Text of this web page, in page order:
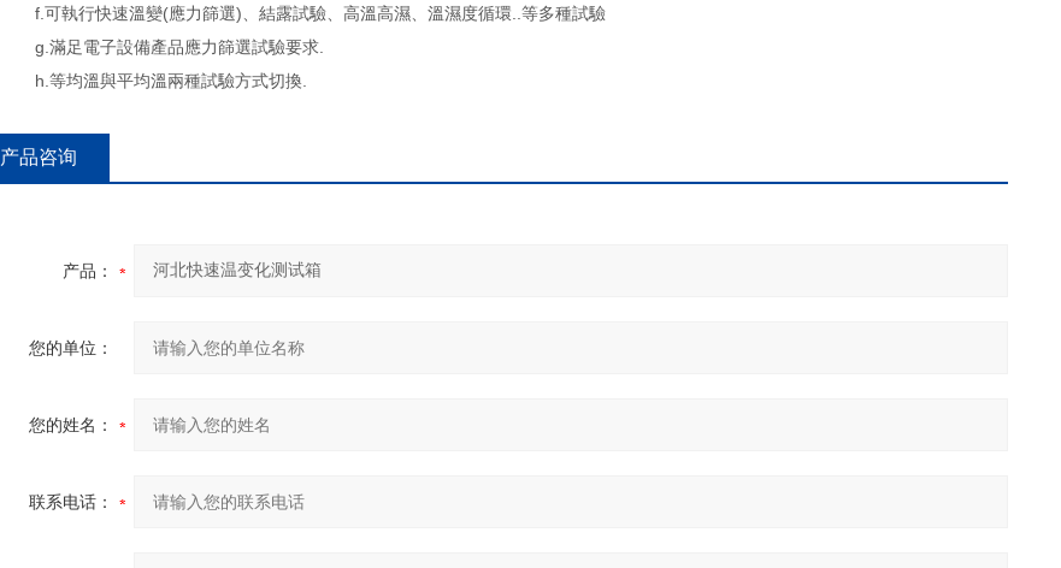
f.可執行快速溫變(應力篩選)、結露試驗、高溫高濕、溫濕度循環..等多種試驗
g.滿足電子設備產品應力篩選試驗要求.
h.等均溫與平均溫兩種試驗方式切換.
产品咨询
产品：
您的单位：
您的姓名：
联系电话：